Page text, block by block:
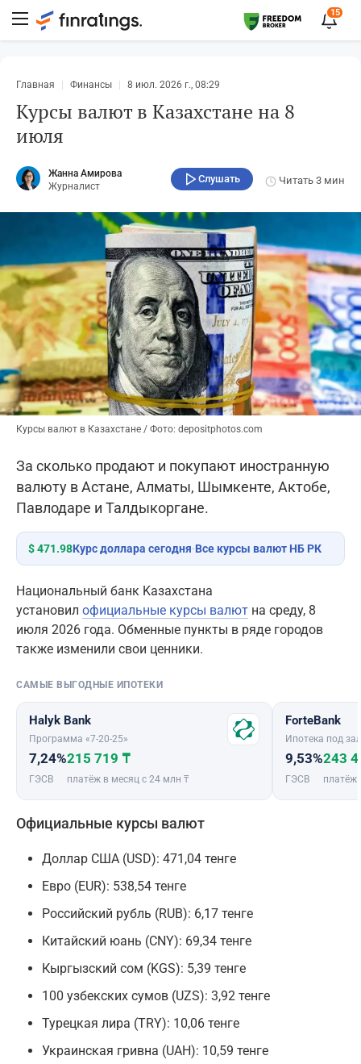
15
Главная Финансы 8 июл. 2026 г., 08:29
Курсы валют в Казахстане на 8
июля
Жанна Амирова
Журналист
Слушать Читать 3 мин
Курсы валют в Казахстане / Фото: depositphotos.com
За сколько продают и покупают иностранную
валюту в Астане, Алматы, Шымкенте, Актобе,
Павлодаре и Талдыкоргане.
$ 471.98Курс доллара сегодня·Все курсы валют НБ РК
Национальный банк Kазахстана
установил официальные курсы валют на среду, 8
июля 2026 года. Обменные пункты в ряде городов
также изменили свои ценники.
САМЫЕ ВЫГОДНЫЕ ИПОТЕКИ
Halyk Bank
Программа «7-20-25»
7,24%
ГЭСВ
215 719 ₸
платёж в месяц с 24 млн ₸
ForteBank
Ипотека под
9,53%
ГЭСВ
243
платёж
Официальные курсы валют
Доллар США (USD): 471,04 тенге
Евро (EUR): 538,54 тенге
Российский рубль (RUB): 6,17 тенге
Китайский юань (CNY): 69,34 тенге
Кыргызский сом (KGS): 5,39 тенге
100 узбекских сумов (UZS): 3,92 тенге
Турецкая лира (TRY): 10,06 тенге
Украинская гривна (UAH): 10,59 тенге